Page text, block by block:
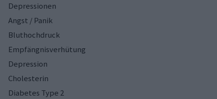
Depressionen
Angst / Panik
Bluthochdruck
Empfängnisverhütung
Depression
Cholesterin
Diabetes Type 2